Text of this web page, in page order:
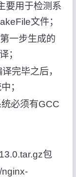
用于检测系
文件；
步生成的
；
毕之后，
；
必须有GCC
包